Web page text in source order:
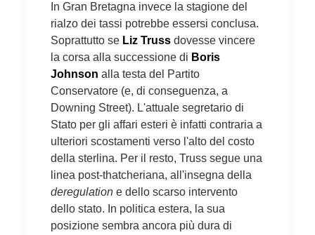
In Gran Bretagna invece la stagione del
rialzo dei tassi potrebbe essersi conclusa.
Soprattutto se Liz Truss dovesse vincere
la corsa alla successione di Boris
Johnson alla testa del Partito
Conservatore (e, di conseguenza, a
Downing Street). L'attuale segretario di
Stato per gli affari esteri è infatti contraria a
ulteriori scostamenti verso l'alto del costo
della sterlina. Per il resto, Truss segue una
linea post-thatcheriana, all'insegna della
deregulation e dello scarso intervento
dello stato. In politica estera, la sua
posizione sembra ancora più dura di